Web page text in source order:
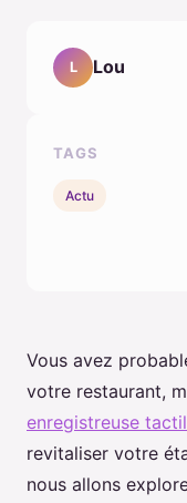
Vous avez
votre restaurant,
enregistreuse
revitaliser votre
nous allons
L Lou
TAGS
Actu